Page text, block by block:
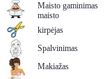
Maisto gaminimas
maisto
kirpėjas
Spalvinimas
Makiažas